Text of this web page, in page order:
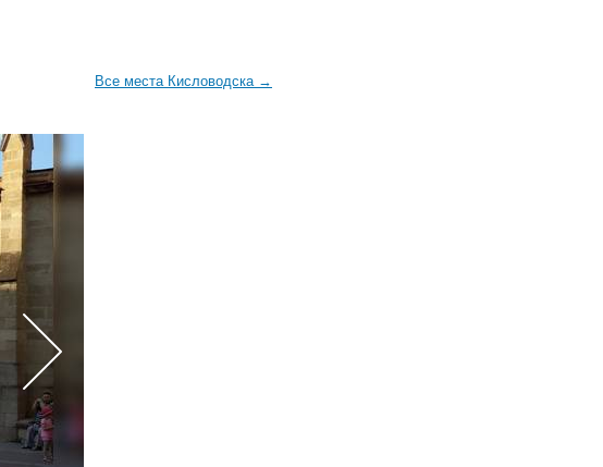
Все места Кисловодска →